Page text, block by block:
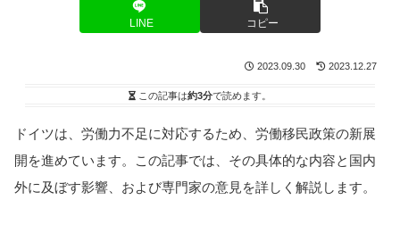
LINE コピー
2023.09.30 2023.12.27
この記事は約3分で読めます。
ドイツは、労働力不足に対応するため、労働移民政策の新展
開を進めています。この記事では、その具体的な内容と国内
外に及ぼす影響、および専門家の意見を詳しく解説します。